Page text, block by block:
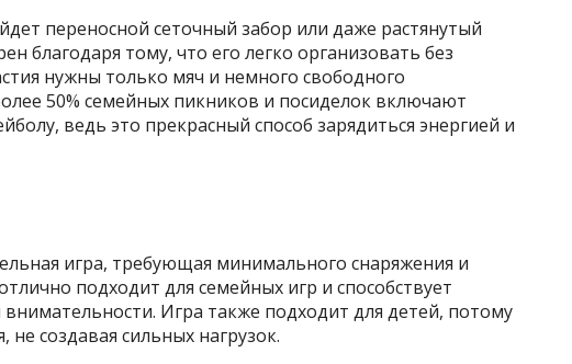
переносной сеточный забор или даже растянутый
благодаря тому, что его легко организовать без
нужны только мяч и немного свободного
50% семейных пикников и посиделок включают
ведь это прекрасный способ зарядиться энергией и
игра, требующая минимального снаряжения и
подходит для семейных игр и способствует
Игра также подходит для детей, потому
не создавая сильных нагрузок.